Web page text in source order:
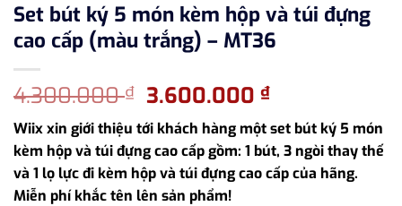
Set bút ký 5 món kèm hộp và túi đựng
cao cấp (màu trắng) – MT36
4.300.000₫ Giá
gốc
là:
4.300.000 ₫.
3.600.000₫Giá
hiện
tại
là:
3.600.000 ₫.
Wiix xin giới thiệu tới khách hàng một set bút ký 5 món
kèm hộp và túi đựng cao cấp gồm: 1 bút, 3 ngòi thay thế
và 1 lọ lực đi kèm hộp và túi đựng cao cấp của hãng.
Miễn phí khắc tên lên sản phẩm!